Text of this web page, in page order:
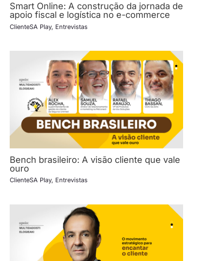
Smart Online: A construção da jornada de
apoio fiscal e logística no e-commerce
ClienteSA Play, Entrevistas
Bench brasileiro: A visão cliente que vale
ouro
ClienteSA Play, Entrevistas